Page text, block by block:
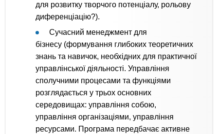
для розвитку творчого потенціалу, рольову
диференціацію?).
Сучасний менеджмент для
бізнесу (формування глибоких теоретичних
знань та навичок, необхідних для практичної
управлінської діяльності. Управління
сполучними процесами та функціями
розглядається у трьох основних
середовищах: управління собою,
управління організаціями, управління
ресурсами. Програма передбачає активне